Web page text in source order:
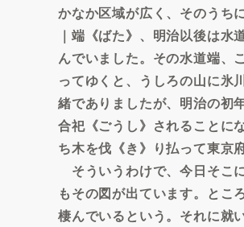
かなか区域が広く、そのうち
｜端《ばた》、明治以後は
んでいました。その水道端、
ってゆくと、うしろの山に氷
緒でありましたが、明治の初
合祀《ごうし》されることに
ち木を伐《き》り払って東京
そういうわけで、今日そこ
もその図が出ています。とこ
棲んでいるという。それに就